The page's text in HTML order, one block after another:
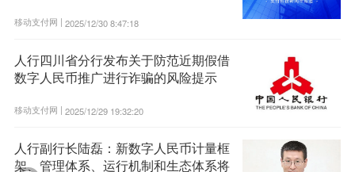
移动支付网 | 2025/12/30 8:47:18
人行四川省分行发布关于防范近期假借
数字人民币推广进行诈骗的风险提示
移动支付网 | 2025/12/29 19:32:20
人行副行长陆磊：新数字人民币计量框
架、管理体系、运行机制和生态体系将